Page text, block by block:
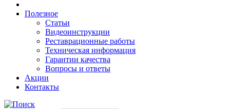
Полезное
Статьи
Видеоинструкции
Реставрационные работы
Техническая информация
Гарантии качества
Вопросы и ответы
Акции
Контакты